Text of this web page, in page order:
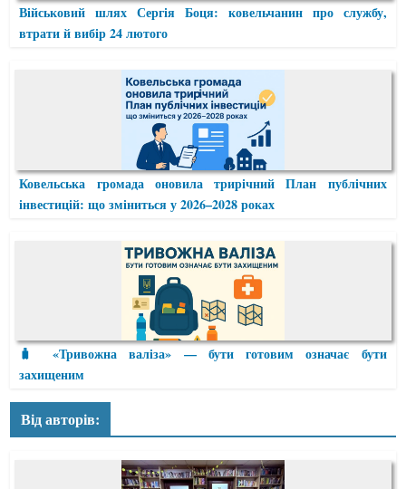
Військовий шлях Сергія Боця: ковельчанин про службу,
втрати й вибір 24 лютого
Ковельська громада оновила трирічний План публічних
інвестицій: що зміниться у 2026–2028 роках
🧳 «Тривожна валіза» — бути готовим означає бути
захищеним
Від авторів: